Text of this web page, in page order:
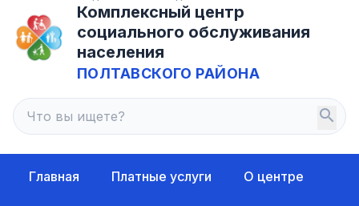
Комплексный центр
социального обслуживания
населения
ПОЛТАВСКОГО РАЙОНА
search
Главная Платные услуги О центре